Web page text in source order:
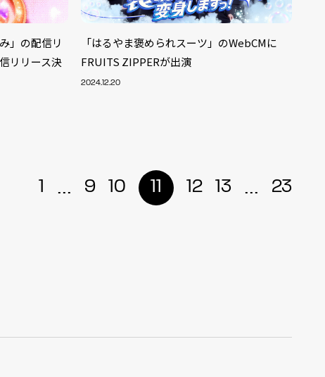
」の配信リ
リリース決
「はるやま褒められスーツ」のWebCMに
FRUITS ZIPPERが出演
2024.12.20
1 ... 9 10 11 12 13 ... 23
CREATOR29